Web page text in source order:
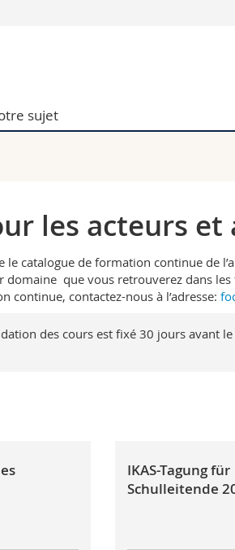
et management
la formation
sujet
les acteurs
catalogue de formation continue de
que vous retrouverez dans
contactez-nous à l’adresse:
des cours est fixé 30 jours avant
IKAS-Tagung für
Schulleitende